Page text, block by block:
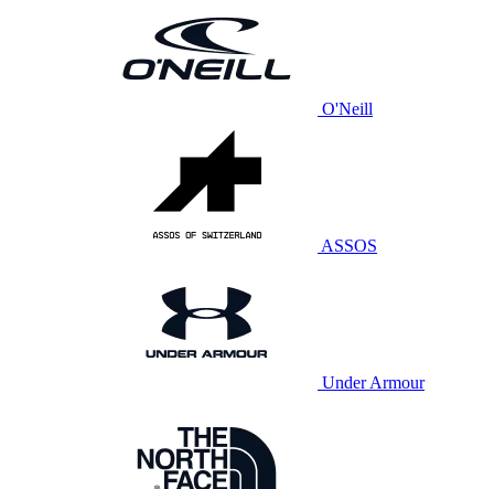
O'Neill
ASSOS
Under Armour